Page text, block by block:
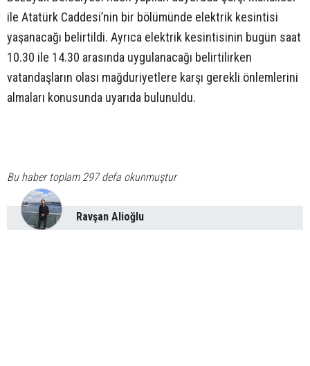
ile Atatürk Caddesi’nin bir bölümünde elektrik kesintisi
yaşanacağı belirtildi. Ayrıca elektrik kesintisinin bugün saat
10.30 ile 14.30 arasında uygulanacağı belirtilirken
vatandaşların olası mağduriyetlere karşı gerekli önlemlerini
almaları konusunda uyarıda bulunuldu.
Bu haber toplam 297 defa okunmuştur
Ravşan Alioğlu